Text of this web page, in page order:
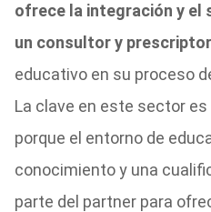
ofrece la integración y el
un consultor y prescriptor
educativo en su proceso
La clave en este sector
porque el entorno de
conocimiento y una
parte del partner para